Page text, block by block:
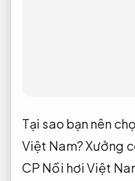
Tại sao bạn nên
Việt Nam?Xưởng
CP Nồi hơi Việt